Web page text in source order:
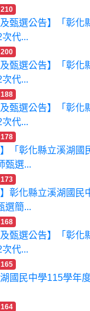
210
及甄選公告】「彰化
代...
200
及甄選公告】「彰化
代...
188
及甄選公告】「彰化
代...
178
】「彰化縣立溪湖國
甄選...
173
】彰化縣立溪湖國民
選簡...
168
及甄選公告】「彰化
代...
165
國民中學115學年
164